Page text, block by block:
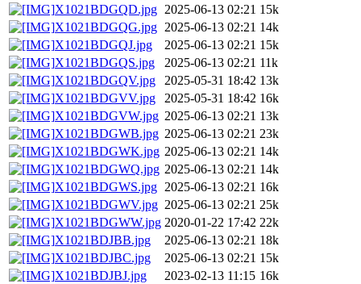
X1021BDGQD.jpg 2025-06-13 02:21 15k
X1021BDGQG.jpg 2025-06-13 02:21 14k
X1021BDGQJ.jpg
2025-06-13 02:21 15k
X1021BDGQS.jpg
2025-06-13 02:21 11k
X1021BDGQV.jpg
2025-05-31 18:42 13k
X1021BDGVV.jpg
2025-05-31 18:42 16k
X1021BDGVW.jpg 2025-06-13 02:21 13k
X1021BDGWB.jpg 2025-06-13 02:21 23k
X1021BDGWK.jpg 2025-06-13 02:21 14k
X1021BDGWQ.jpg 2025-06-13 02:21 14k
X1021BDGWS.jpg 2025-06-13 02:21 16k
X1021BDGWV.jpg 2025-06-13 02:21 25k
X1021BDGWW.jpg 2020-01-22 17:42 22k
X1021BDJBB.jpg
2025-06-13 02:21 18k
X1021BDJBC.jpg
2025-06-13 02:21 15k
X1021BDJBJ.jpg
2023-02-13 11:15 16k